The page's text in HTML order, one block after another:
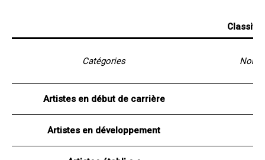
Catégories
Artistes en début de carrière
Artistes en développement